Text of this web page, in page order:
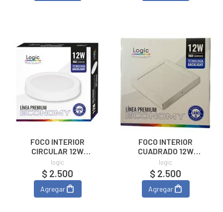
FOCO INTERIOR
CIRCULAR 12W
SOBREPUESTO LUZ
FRIA
logic
$ 2.500
Agregar
FOCO INTERIOR
CUADRADO 12W
SOBREPUESTO LUZ
FRIA
logic
$ 2.500
Agregar